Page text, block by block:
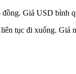
Giá USD bình
tục đi xuống.